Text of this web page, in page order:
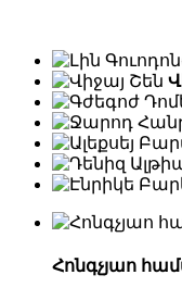
Հոնգչյաո